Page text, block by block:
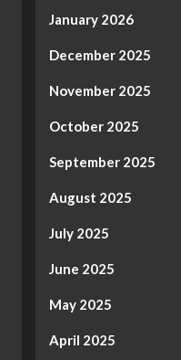
January 2026
December 2025
November 2025
October 2025
September 2025
August 2025
July 2025
June 2025
May 2025
April 2025